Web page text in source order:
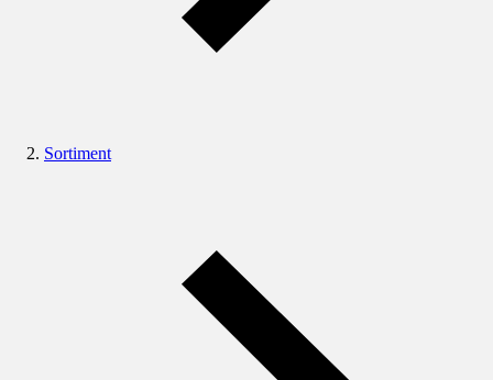
Sortiment